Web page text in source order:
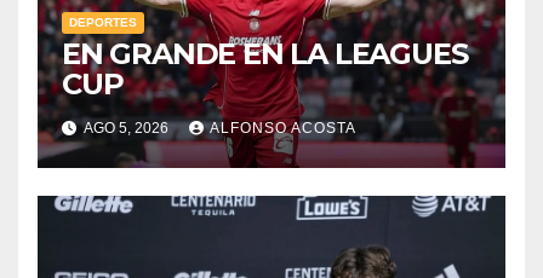
DEPORTES
EN GRANDE EN LA LEAGUES
CUP
AGO 5, 2026 ALFONSO ACOSTA